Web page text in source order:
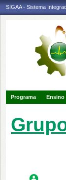
SIGAA - Sistema
Programa Ensino